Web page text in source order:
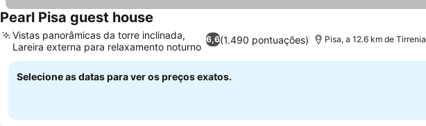
Pearl Pisa guest house
6,6(1.490 pontuações)
Vistas panorâmicas da torre inclinada,
Lareira externa para relaxamento noturno
Pisa, a 12.6 km de Tirrenia
Selecione as datas para ver os preços exatos.